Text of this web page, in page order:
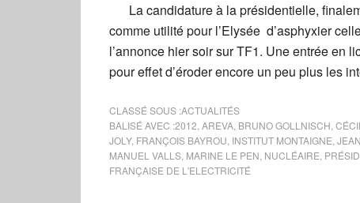
La candidature à la présidentielle,
comme utilité pour l’Elysée d’asphyxier
l’annonce hier soir sur TF1. Une entrée en
pour effet d’éroder encore un peu plus les
CLASSÉ SOUS :ACTUALITÉS
BALISÉ AVEC :2012 AREVA BRUNO GOLLNISCH
JOLY, FRANÇOIS BAYROU INSTITUT MONTAIGNE
MANUEL VALLS MARINE LE PEN NUCLÉAIRE
FRANÇAISE DE L'ELECTRICITÉ